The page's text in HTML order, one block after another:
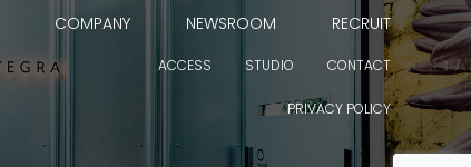
COMPANY NEWSROOM RECRUIT
ACCESS STUDIO CONTACT
PRIVACY POLICY